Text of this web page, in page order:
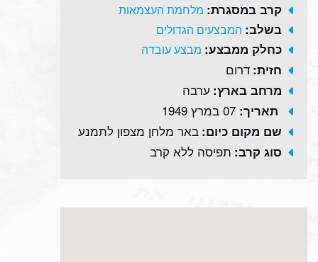
קרב במסגרת: מלחמת העצמאות
בשלב: המבצעים הגדולים
כחלק ממבצע: מבצע עובדה
חזית: דרום
מרחב בארץ: ערבה
תאריך: 07 במרץ 1949
שם מקום כיום: באר מלחן מצפון לתמנע
סוג קרב: תפיסה ללא קרב